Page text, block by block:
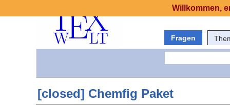
Fragen
[closed] Chemfig Paket
Willkommen,